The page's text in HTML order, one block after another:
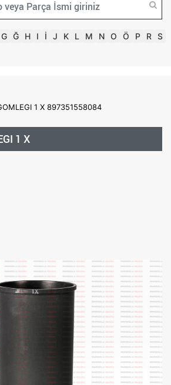
G Ğ H I İ J K L M N O Ö P R S
1 X 897351558084
1 X